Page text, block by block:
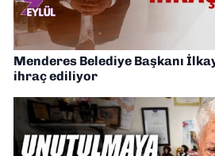
Menderes Belediye Başkanı
ihraç ediliyor